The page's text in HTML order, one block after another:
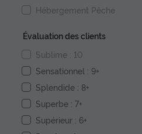
Hébergement Pêche
Évaluation des clients
Sublime : 10
Sensationnel : 9+
Splendide : 8+
Superbe : 7+
Supérieur : 6+